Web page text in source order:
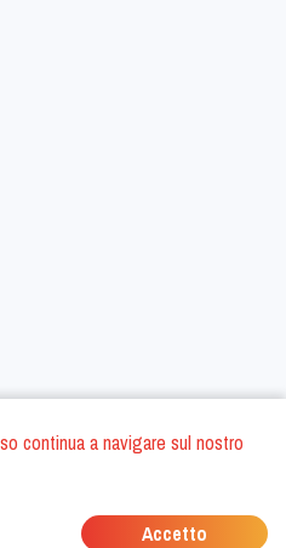
continua a navigare sul nostro
Accetto